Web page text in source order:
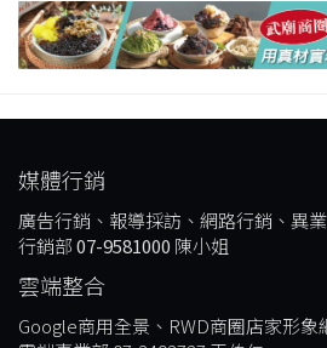
媒體行銷
廣告行銷、報導採訪、網路行銷、異
行銷部07-9581000 陳小姐
雲端整合
Google商用全景、RWD商圈店家形